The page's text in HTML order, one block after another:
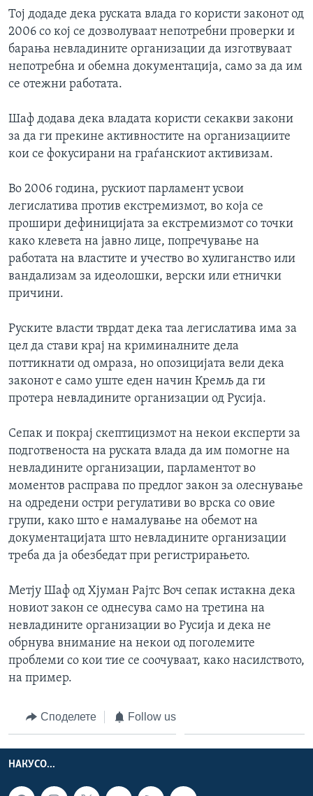
Тој додаде дека руската влада го користи законот од
2006 со кој се дозволуваат непотребни проверки и
барања невладините организации да изготвуваат
непотребна и обемна документација, само за да им
се отежни работата.
Шаф додава дека владата користи секакви закони
за да ги прекине активностите на организациите
кои се фокусирани на граѓанскиот активизам.
Во 2006 година, рускиот парламент усвои
легислатива против екстремизмот, во која се
прошири дефиницијата за екстремизмот со точки
како клевета на јавно лице, попречување на
работата на властите и учество во хулиганство или
вандализам за идеолошки, верски или етнички
причини.
Руските власти тврдат дека таа легислатива има за
цел да стави крај на криминалните дела
поттикнати од омраза, но опозицијата вели дека
законот е само уште еден начин Кремљ да ги
протера невладините организации од Русија.
Сепак и покрај скептицизмот на некои експерти за
подготвеноста на руската влада да им помогне на
невладините организации, парламентот во
моментов расправа по предлог закон за олеснување
на одредени остри регулативи во врска со овие
групи, како што е намалување на обемот на
документацијата што невладините организации
треба да ја обезбедат при регистрирањето.
Метју Шаф од Хјуман Рајтс Воч сепак истакна дека
новиот закон се однесува само на третина на
невладините организации во Русија и дека не
обрнува внимание на некои од поголемите
проблеми со кои тие се соочуваат, како насилството,
на пример.
Споделете Follow us
НАКУСО...